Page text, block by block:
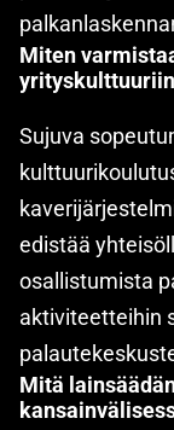
Miten
Sujuva
edistää
osallistumista
aktiviteetteihin
Mitä